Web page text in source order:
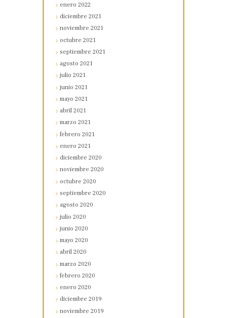
enero2022
diciembre2021
noviembre2021
octubre2021
septiembre2021
agosto2021
julio2021
junio2021
mayo2021
abril2021
marzo2021
febrero2021
enero2021
diciembre2020
noviembre2020
octubre2020
septiembre2020
agosto2020
julio2020
junio2020
mayo2020
abril2020
marzo2020
febrero2020
enero2020
diciembre2019
noviembre2019